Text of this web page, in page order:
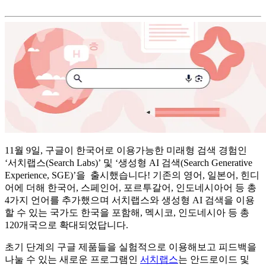
11월 9일, 구글이 한국어로 이용가능한 미래형 검색 경험인
‘서치랩스(Search Labs)’ 및 ‘생성형 AI 검색(Search Generative
Experience, SGE)’을 출시했습니다! 기존의 영어, 일본어, 힌디
어에 더해 한국어, 스페인어, 포르투갈어, 인도네시아어 등 총
4가지 언어를 추가했으며 서치랩스와 생성형 AI 검색을 이용
할 수 있는 국가도 한국을 포함해, 멕시코, 인도네시아 등 총
120개국으로 확대되었답니다.
초기 단계의 구글 제품들을 실험적으로 이용해보고 피드백을
나눌 수 있는 새로운 프로그램인 서치랩스는 안드로이드 및